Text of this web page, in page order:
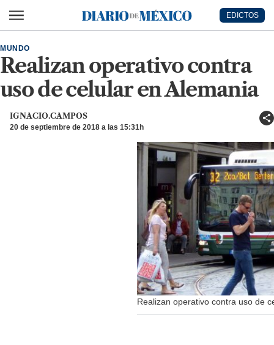
Diario de México
EDICTOS
Realizan operativo contra
uso de celular en Alemania
MUNDO
IGNACIO.CAMPOS
20 de septiembre de 2018 a las 15:31h
Realizan operativo contra uso de